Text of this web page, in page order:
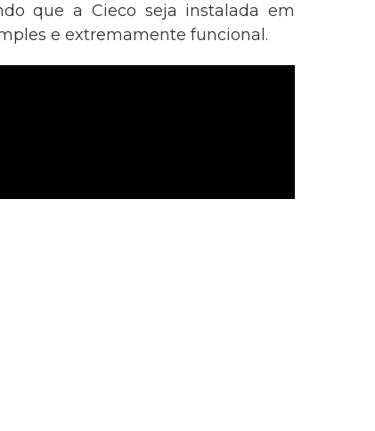
que a Cieco seja instalada em
e extremamente funcional.